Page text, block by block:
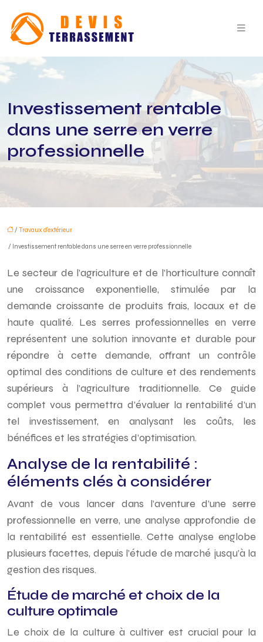
Investissement rentable
dans une serre en verre
professionnelle
/ Travaux d'extérieur
/ Investissement rentable dans une serre en verre professionnelle
Le secteur de l’agriculture et de l’horticulture connaît
une croissance exponentielle, stimulée par la
demande croissante de produits frais, locaux et de
haute qualité. Les serres professionnelles en verre
représentent une solution innovante et durable pour
répondre à cette demande, offrant un contrôle
optimal des conditions de culture et des rendements
supérieurs à l’agriculture traditionnelle. Ce guide
complet vous permettra d’évaluer la rentabilité d’un
tel investissement, en analysant les coûts, les
bénéfices et les stratégies d’optimisation.
Analyse de la rentabilité :
éléments clés à considérer
Avant de vous lancer dans l’aventure d’une serre
professionnelle en verre, une analyse approfondie de
la rentabilité est essentielle. Cette analyse englobe
plusieurs facettes, depuis l’étude de marché jusqu’à la
gestion des risques.
Étude de marché et choix de la
culture optimale
Le choix de la culture à cultiver est crucial pour la